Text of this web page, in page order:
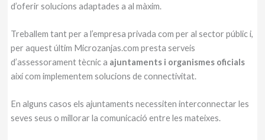
d’oferir solucions adaptades a al màxim.
Treballem tant per a l’empresa privada com per al sector públic i,
per aquest últim Microzanjas.com presta serveis
d’assessorament tècnic a ajuntaments i organismes oficials
així com implementem solucions de connectivitat.
En alguns casos els ajuntaments necessiten interconnectar les
seves seus o millorar la comunicació entre les mateixes.